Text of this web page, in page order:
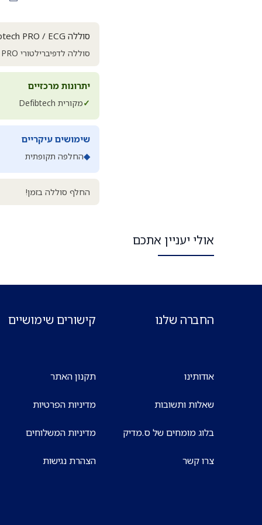
סוללה Defibtech PRO / ECG
סוללה לדפיברילטורי Defibtech PRO ו-ECG.
יתרונות מרכזיים
✓מקורית Defibtech
שימושים עיקריים
◆החלפה תקופתית
החלף סוללה בזמן!
אולי יעניין אתכם
החברה שלנו
אודותינו
שאלות ותשובות
בלוג מומחים של ס.מדיק
צרו קשר
קישורים שימושיים
תקנון האתר
מדיניות הפרטיות
מדיניות המשלוחים
הצהרת נגישות